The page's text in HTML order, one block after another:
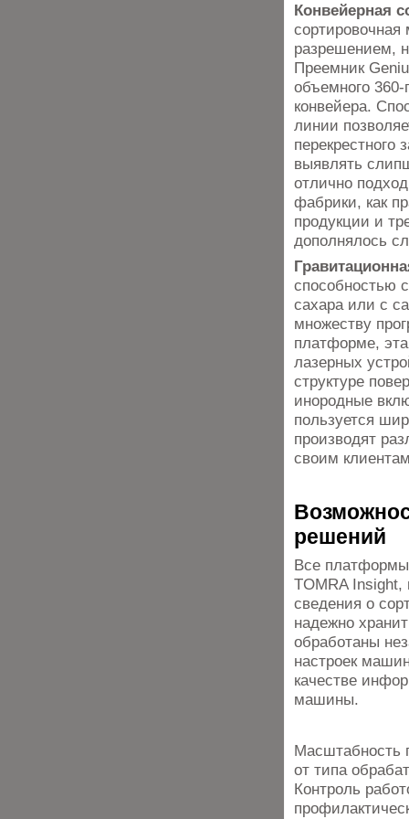
Конвейерная
разрешением,
Преемник
объемного
конвейера.
линии
перекрестного
выявлять
отлично
фабрики, как
продукции и
дополнялось
способностью
сахара или с
множеству
платформе,
лазерных
структуре
инородные
пользуется
производят
своим
решений
Все платформы
TOMRA Insight,
сведения о
надежно
обработаны
настроек
качестве
машины.
Масштабность
от типа
Контроль